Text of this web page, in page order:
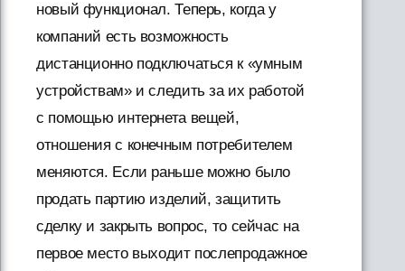
новый функционал. Теперь, когда у
компаний есть возможность
дистанционно подключаться к «умным
устройствам» и следить за их работой
с помощью интернета вещей,
отношения с конечным потребителем
меняются. Если раньше можно было
продать партию изделий, защитить
сделку и закрыть вопрос, то сейчас на
первое место выходит послепродажное